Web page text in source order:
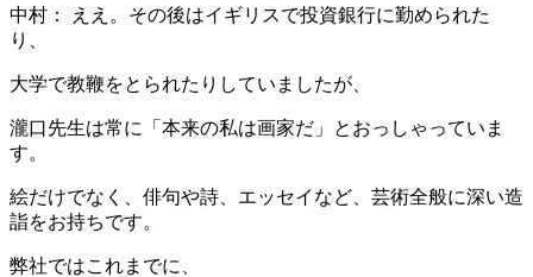
中村： ええ。その後はイギリスで投資銀行に勤められた
り、
大学で教鞭をとられたりしていましたが、
瀧口先生は常に「本来の私は画家だ」とおっしゃっていま
す。
絵だけでなく、俳句や詩、エッセイなど、芸術全般に深い造
詣をお持ちです。
弊社ではこれまでに、